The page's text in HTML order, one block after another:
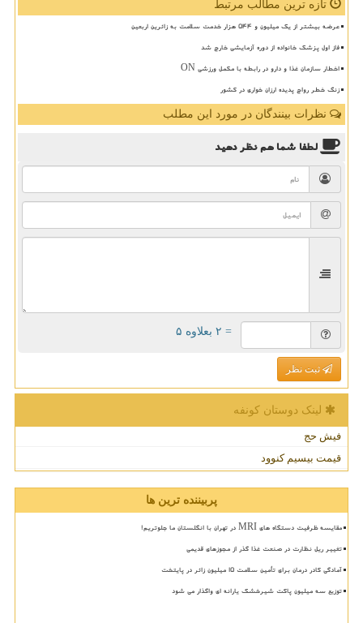
تازه ترین مطالب مرتبط
عرضه بیشتر از یک میلیون و ۵۴۴ هزار خدمت سلامت به زائرین اربعین
فاز اول پزشک خانواده از دوره آزمایشی خارج شد
اخطار سازمان غذا و دارو در رابطه با مکمل ورزشی ON
زنگ خطر رواج پدیده ارزان خواری در کشور
نظرات بینندگان در مورد این مطلب
لطفا شما همنظر دهید
= ۲ بعلاوه ۵
ثبت نظر
لینک دوستان كونفه
فیش حج
قیمت بیسیم کنوود
پربیننده ترین ها
مقایسه ظرفیت دستگاه های MRI در تهران با انگلستان ما جلوتریم!
تغییر ریل نظارت در صنعت غذا گذر از مجوزهای قدیمی
آمادگی کادر درمان برای تأمین سلامت 15 میلیون زائر در پایتخت
توزیع سه میلیون پاکت شیرخشک یارانه ای واگذار می شود